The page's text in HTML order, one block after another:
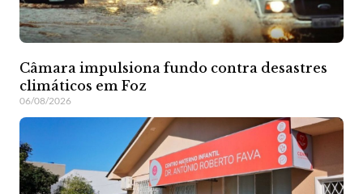
Câmara impulsiona fundo contra desastres
climáticos em Foz
06/08/2026